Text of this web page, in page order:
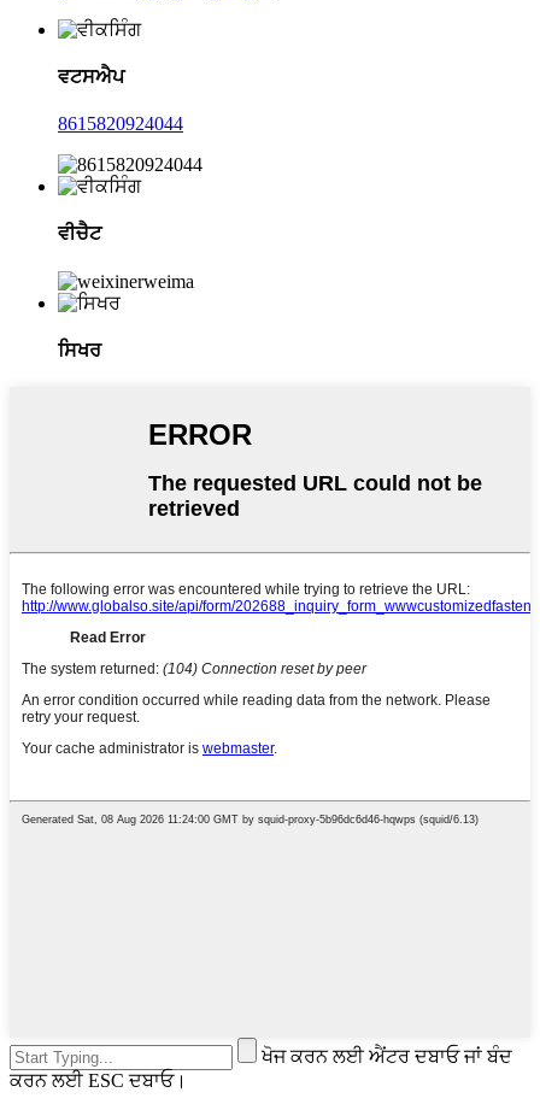
ਵਟਸਐਪ
8615820924044
ਵੀਚੈਟ
ਸਿਖਰ
ਖੋਜ ਕਰਨ ਲਈ ਐਂਟਰ ਦਬਾਓ ਜਾਂ ਬੰਦ
ਕਰਨ ਲਈ ESC ਦਬਾਓ।